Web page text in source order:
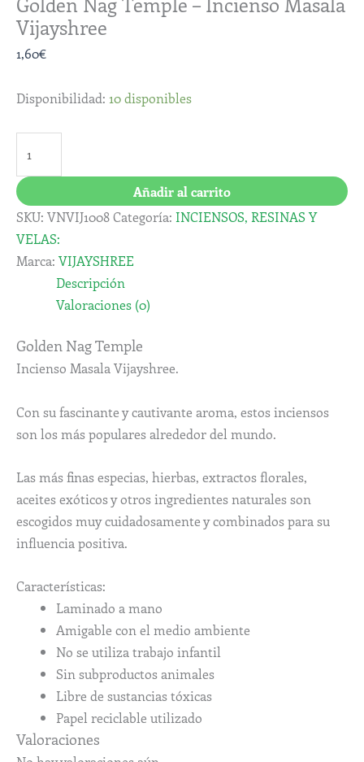
Vijayshree
1,60€
Disponibilidad: 10 disponibles
Añadir al carrito
SKU: VNVIJ1008Categoría: INCIENSOS, RESINAS Y
VELAS:
Marca: VIJAYSHREE
Descripción
Valoraciones (0)
Golden Nag Temple
Incienso Masala Vijayshree.
Con su fascinante y cautivante aroma, estos inciensos
son los más populares alrededor del mundo.
Las más finas especias, hierbas, extractos florales,
aceites exóticos y otros ingredientes naturales son
escogidos muy cuidadosamente y combinados para su
influencia positiva.
Características:
Laminado a mano
Amigable con el medio ambiente
No se utiliza trabajo infantil
Sin subproductos animales
Libre de sustancias tóxicas
Papel reciclable utilizado
Valoraciones